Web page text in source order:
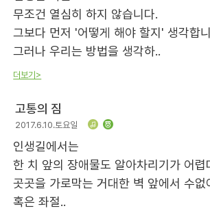
무조건 열심히 하지 않습니다.
그보다 먼저 '어떻게 해야 할지' 생각합
그러나 우리는 방법을 생각하..
더보기>
고통의 짐
2017.6.10.토요일
인생길에서는
한 치 앞의 장애물도 알아차리기가 어렵
곳곳을 가로막는 거대한 벽 앞에서 수없
혹은 좌절..